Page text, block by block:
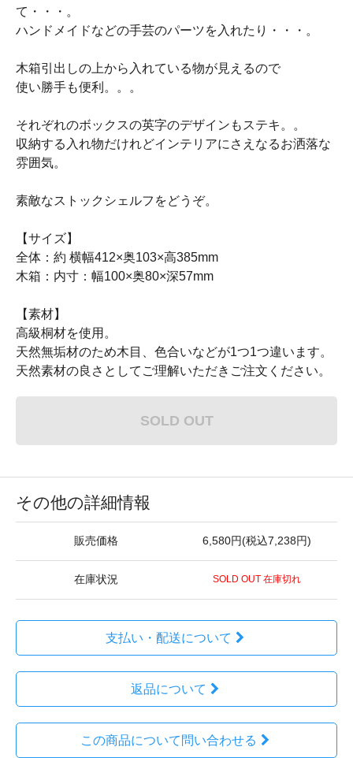
て・・・。
ハンドメイドなどの手芸のパーツを入れたり・・・。
木箱引出しの上から入れている物が見えるので
使い勝手も便利。。。
それぞれのボックスの英字のデザインもステキ。。
収納する入れ物だけれどインテリアにさえなるお洒落な
雰囲気。
素敵なストックシェルフをどうぞ。
【サイズ】
全体：約 横幅412×奥103×高385mm
木箱：内寸：幅100×奥80×深57mm
【素材】
高級桐材を使用。
天然無垢材のため木目、色合いなどが1つ1つ違います。
天然素材の良さとしてご理解いただきご注文ください。
SOLD OUT
その他の詳細情報
販売価格 6,580円(税込7,238円)
在庫状況 SOLD OUT 在庫切れ
支払い・配送について
返品について
この商品について問い合わせる